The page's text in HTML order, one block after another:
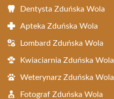
Dentysta Zduńska Wola
Apteka Zduńska Wola
Lombard Zduńska Wola
Kwiaciarnia Zduńska Wola
Weterynarz Zduńska Wola
Fotograf Zduńska Wola